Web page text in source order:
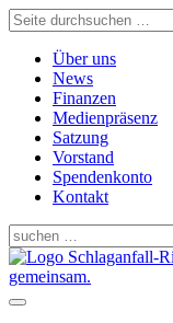
Über uns
News
Finanzen
Medienpräsenz
Satzung
Vorstand
Spendenkonto
Kontakt
Schlaganfall-
gemeinsam.